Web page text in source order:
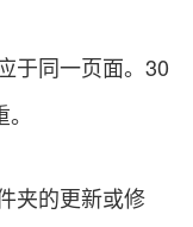
于同一页面。30
夹的更新或修